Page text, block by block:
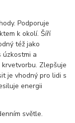
Podporuje
k okolí. Šíří
též jako
úzkostmi a
Zlepšuje
je vhodný pro lidi s
energii
světle.